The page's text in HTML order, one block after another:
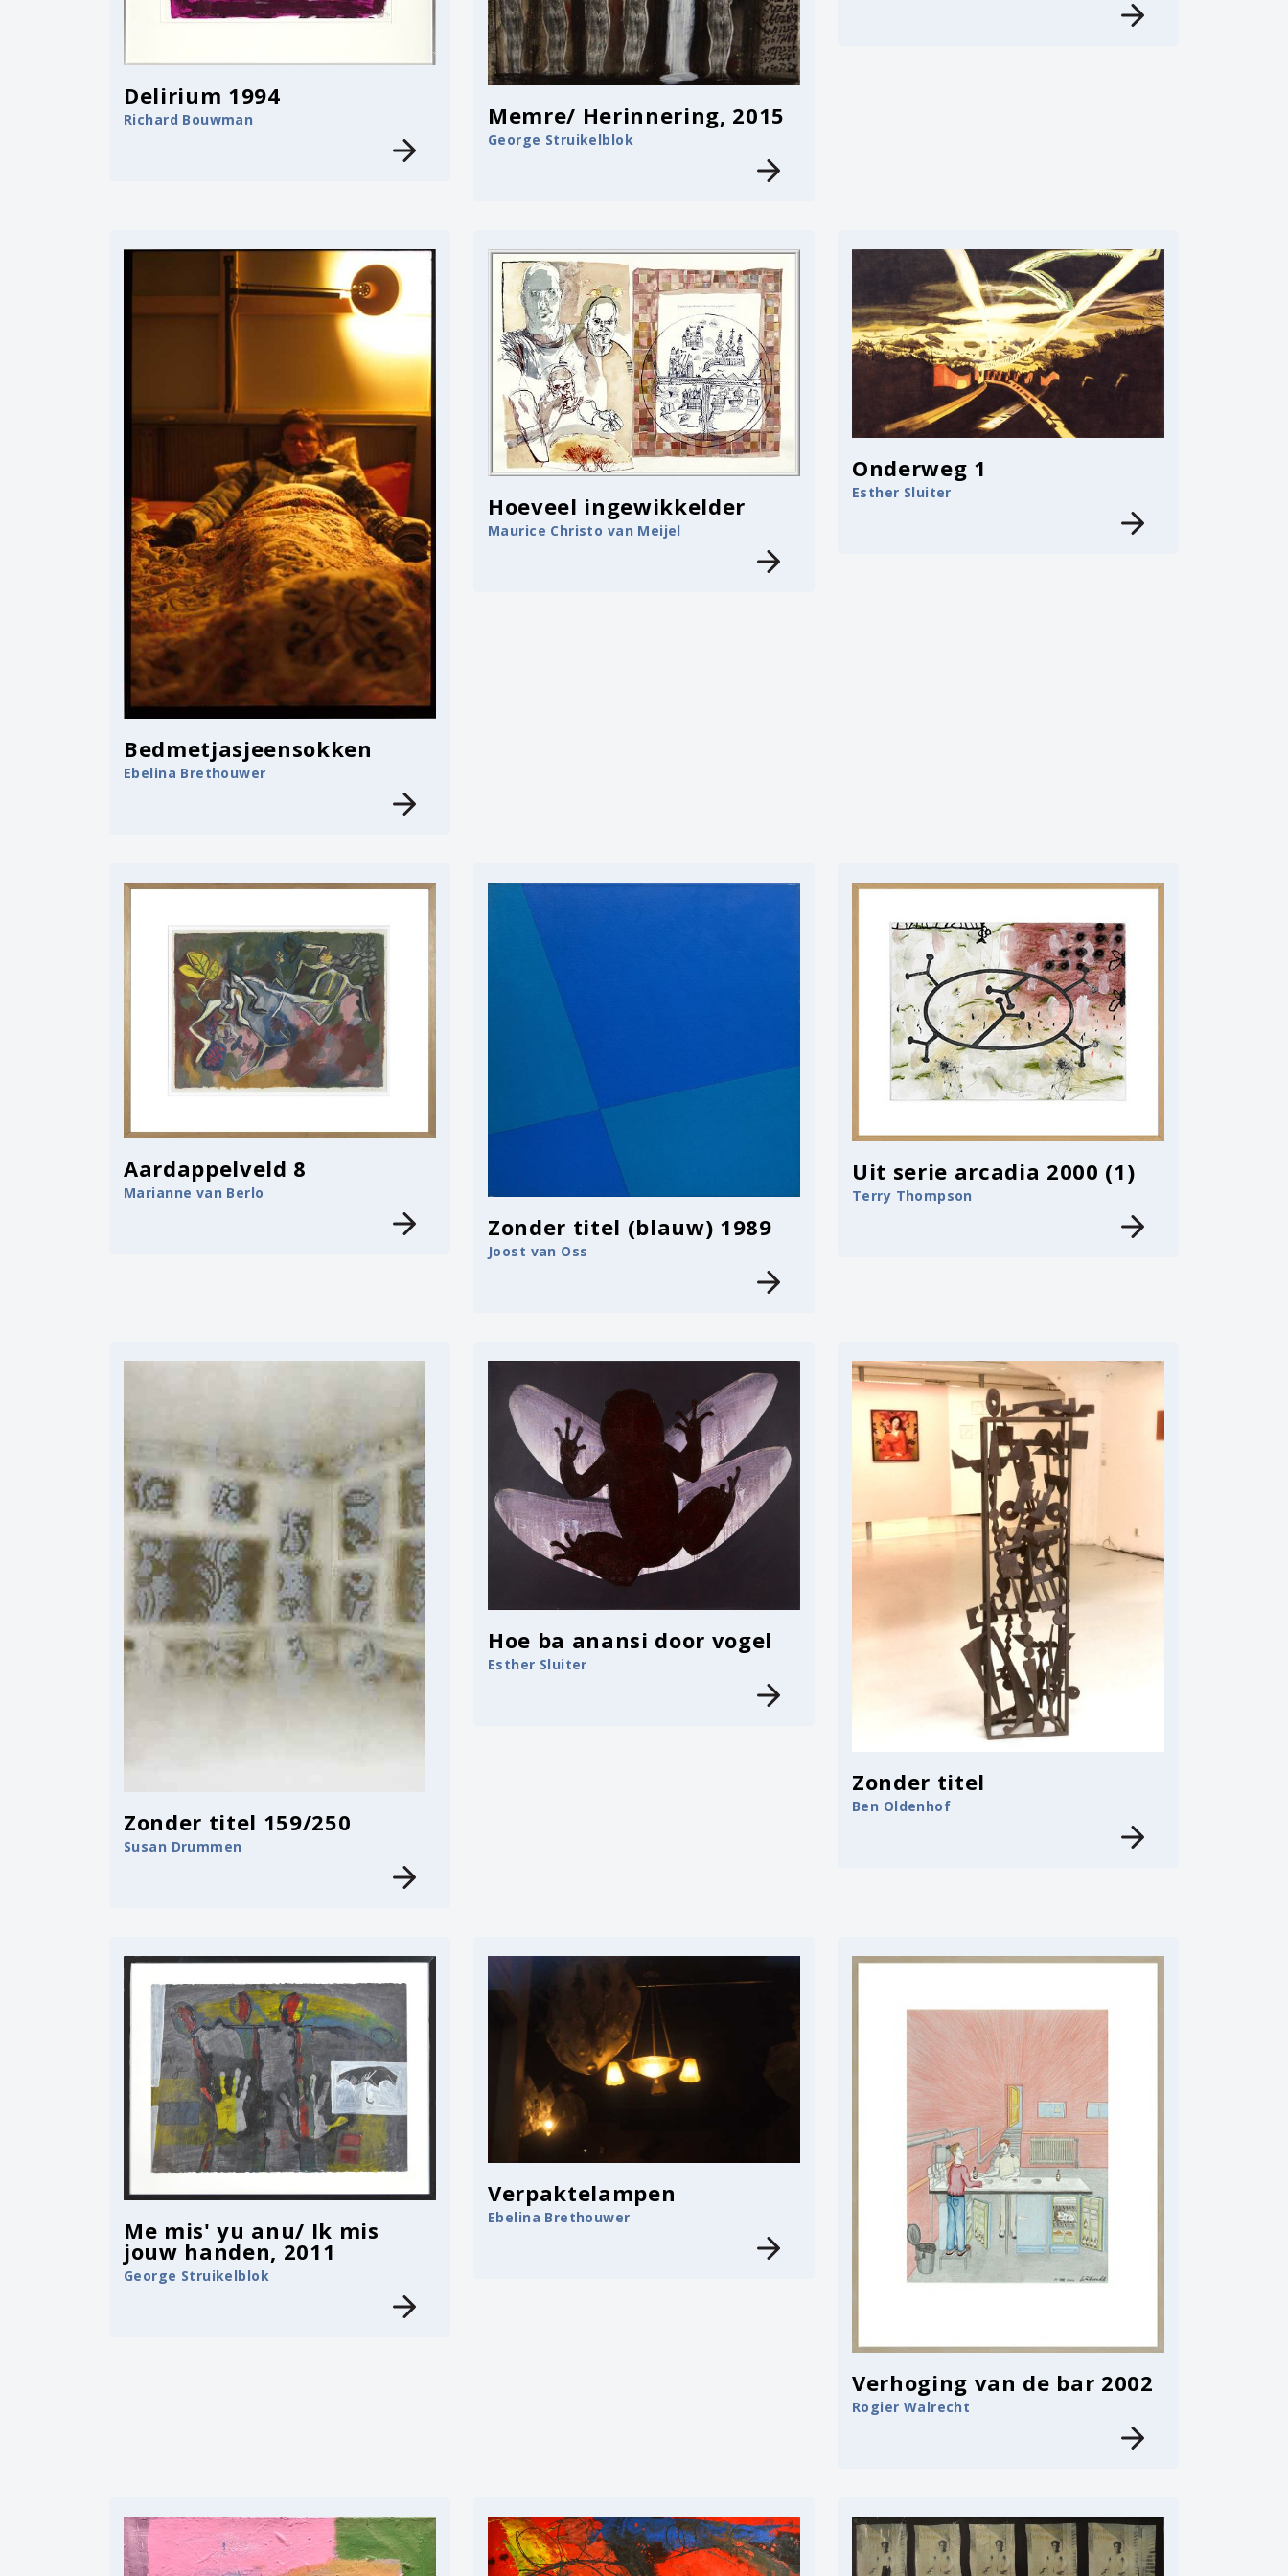
Delirium 1994
Richard Bouwman Memre/ Herinnering, 2015
George Struikelblok
Bedmetjasjeensokken
Ebelina Brethouwer
Hoeveel ingewikkelder
Maurice Christo van Meijel
Onderweg 1
Esther Sluiter
Aardappelveld 8
Marianne van Berlo
Zonder titel (blauw) 1989
Joost van Oss
Uit serie arcadia 2000 (1)
Terry Thompson
Zonder titel 159/250
Susan Drummen
Hoe ba anansi door vogel
Esther Sluiter
Zonder titel
Ben Oldenhof
Me mis' yu anu/ Ik mis
jouw handen, 2011
George Struikelblok
Verpaktelampen
Ebelina Brethouwer
Verhoging van de bar 2002
Rogier Walrecht